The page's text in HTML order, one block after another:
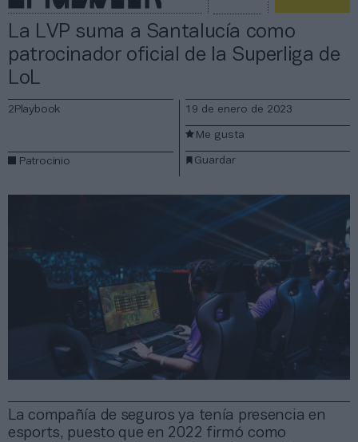
La LVP suma a Santalucía como
patrocinador oficial de la Superliga de
LoL
La compañía de seguros ya tenía presencia en
esports, puesto que en 2022 firmó como
2Playbook
Patrocinio
19 de enero de 2023
Guardar
Me gusta